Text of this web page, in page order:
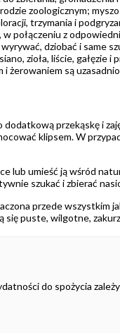
zoologicznym;
trzymania i
połączeniu z
dziobać i same
zioła, liście,
żerowaniem są
przekąskę i
klipsem. W
lub umieść ją wśród
szukać i zbierać
przede wszystkim
puste, wilgotne,
do spożycia